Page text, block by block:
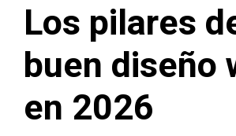
Los pilares
buen diseño
en 2026